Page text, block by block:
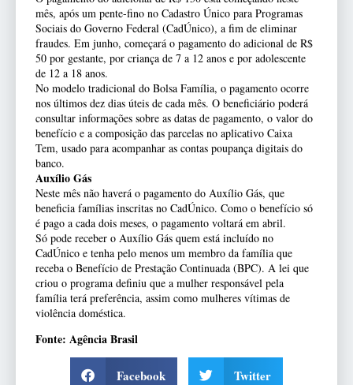
mês, após um pente-fino no Cadastro Único para Programas
Sociais do Governo Federal (CadÚnico), a fim de eliminar
fraudes. Em junho, começará o pagamento do adicional de R$
50 por gestante, por criança de 7 a 12 anos e por adolescente
de 12 a 18 anos.
No modelo tradicional do Bolsa Família, o pagamento ocorre
nos últimos dez dias úteis de cada mês. O beneficiário poderá
consultar informações sobre as datas de pagamento, o valor do
benefício e a composição das parcelas no aplicativo Caixa
Tem, usado para acompanhar as contas poupança digitais do
banco.
Auxílio Gás
Neste mês não haverá o pagamento do Auxílio Gás, que
beneficia famílias inscritas no CadÚnico. Como o benefício só
é pago a cada dois meses, o pagamento voltará em abril.
Só pode receber o Auxílio Gás quem está incluído no
CadÚnico e tenha pelo menos um membro da família que
receba o Benefício de Prestação Continuada (BPC). A lei que
criou o programa definiu que a mulher responsável pela
família terá preferência, assim como mulheres vítimas de
violência doméstica.
Fonte: Agência Brasil
Facebook Twitter